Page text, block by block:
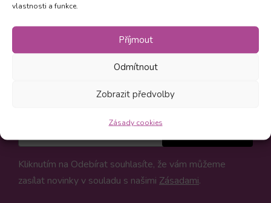
vlastnosti a funkce.
Příjmout
Odmítnout
Zobrazit předvolby
Zásady cookies
Zůstaňte v obraze
Odebírejte novinky a mějte přehled o všech našich
Kliknutím na Odebírat souhlasíte, že vám můžeme
zasílat novinky v souladu s našimi Zásadami.